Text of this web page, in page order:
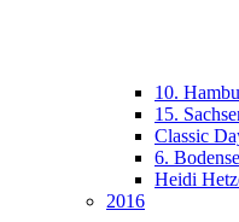
10.
15.
Classic
6.
Heidi
2016